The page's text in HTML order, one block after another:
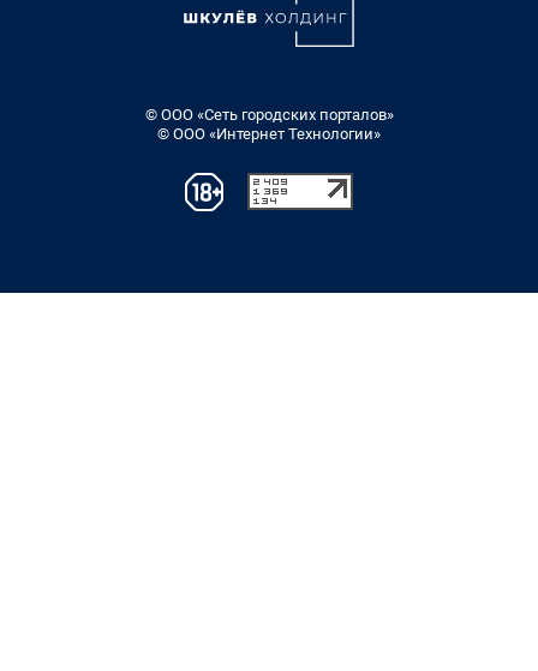
© ООО «Сеть городских порталов»
© ООО «Интернет Технологии»